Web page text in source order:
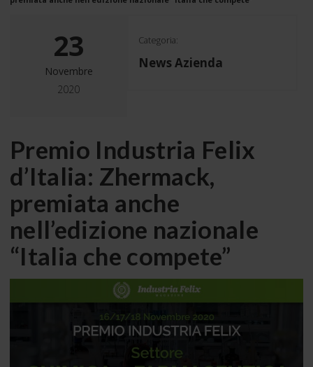
23
Novembre
2020
Categoria:
News Azienda
Premio Industria Felix
d’Italia: Zhermack,
premiata anche
nell’edizione nazionale
“Italia che compete”